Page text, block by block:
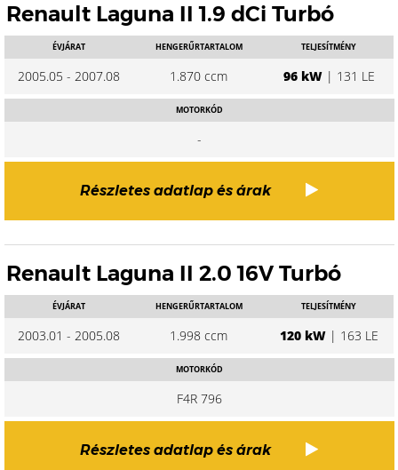
Renault Laguna II 1.9 dCi Turbó
ÉVJÁRAT
2005.05 - 2007.08
HENGERŰRTARTALOM
1.870 ccm
TELJESÍTMÉNY
96 kW| 131 LE
MOTORKÓD
-
Részletes adatlap és árak
Renault Laguna II 2.0 16V Turbó
ÉVJÁRAT
2003.01 - 2005.08
HENGERŰRTARTALOM
1.998 ccm
TELJESÍTMÉNY
120 kW| 163 LE
MOTORKÓD
F4R 796
Részletes adatlap és árak